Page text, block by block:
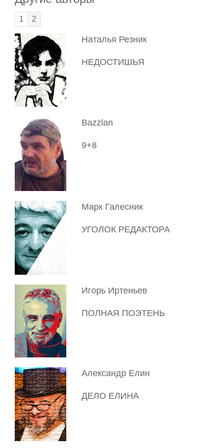
1 2
Наталья Резник
НЕДОСТИШЬЯ
Bazzlan
9+8
Марк Галесник
УГОЛОК РЕДАКТОРА
Игорь Иртеньев
ПОЛНАЯ ПОЭТЕНЬ
Александр Елин
ДЕЛО ЕЛИНА